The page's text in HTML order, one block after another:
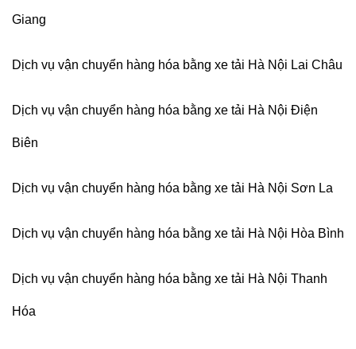
Giang
Dịch vụ vận chuyển hàng hóa bằng xe tải Hà Nội Lai Châu
Dịch vụ vận chuyển hàng hóa bằng xe tải Hà Nội Điện
Biên
Dịch vụ vận chuyển hàng hóa bằng xe tải Hà Nội Sơn La
Dịch vụ vận chuyển hàng hóa bằng xe tải Hà Nội Hòa Bình
Dịch vụ vận chuyển hàng hóa bằng xe tải Hà Nội Thanh
Hóa